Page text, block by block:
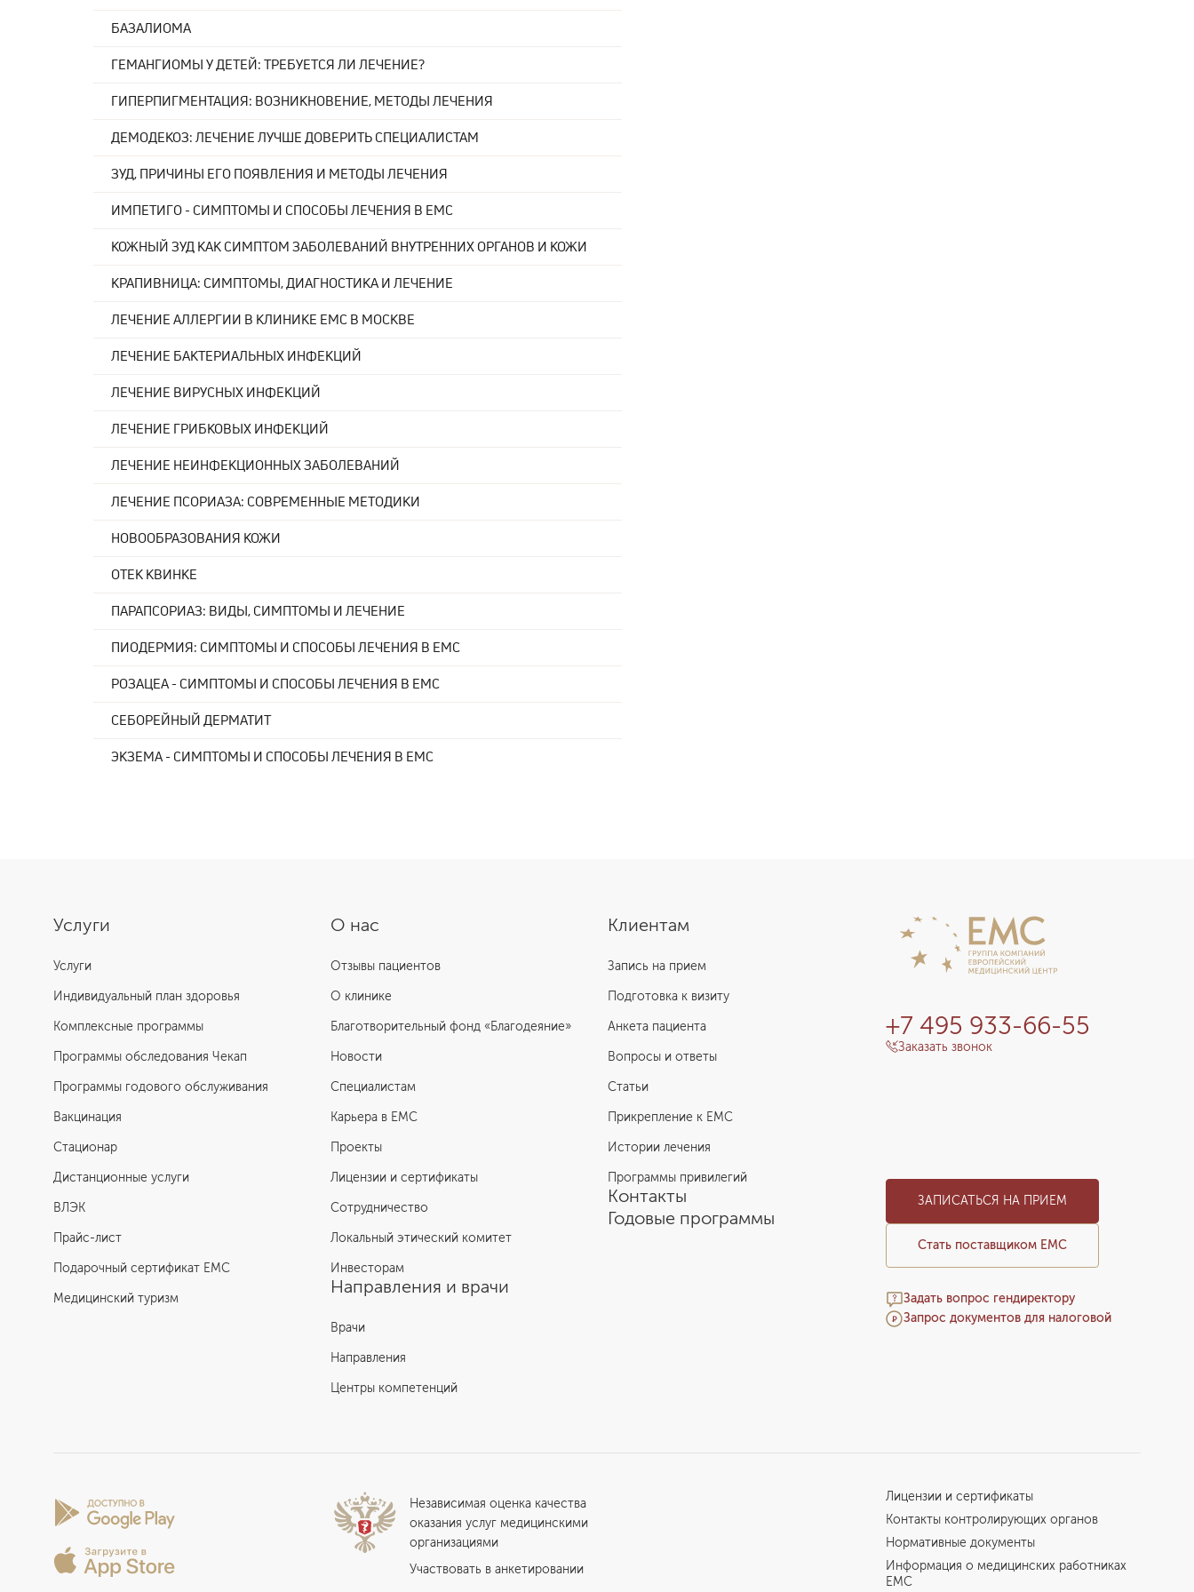
БАЗАЛИОМА
ГЕМАНГИОМЫ У ДЕТЕЙ: ТРЕБУЕТСЯ ЛИ ЛЕЧЕНИЕ?
ГИПЕРПИГМЕНТАЦИЯ: ВОЗНИКНОВЕНИЕ, МЕТОДЫ ЛЕЧЕНИЯ
ДЕМОДЕКОЗ: ЛЕЧЕНИЕ ЛУЧШЕ ДОВЕРИТЬ СПЕЦИАЛИСТАМ
ЗУД, ПРИЧИНЫ ЕГО ПОЯВЛЕНИЯ И МЕТОДЫ ЛЕЧЕНИЯ
ИМПЕТИГО - СИМПТОМЫ И СПОСОБЫ ЛЕЧЕНИЯ В EMC
КОЖНЫЙ ЗУД КАК СИМПТОМ ЗАБОЛЕВАНИЙ ВНУТРЕННИХ ОРГАНОВ И КОЖИ
КРАПИВНИЦА: СИМПТОМЫ, ДИАГНОСТИКА И ЛЕЧЕНИЕ
ЛЕЧЕНИЕ АЛЛЕРГИИ В КЛИНИКЕ ЕМС В МОСКВЕ
ЛЕЧЕНИЕ БАКТЕРИАЛЬНЫХ ИНФЕКЦИЙ
ЛЕЧЕНИЕ ВИРУСНЫХ ИНФЕКЦИЙ
ЛЕЧЕНИЕ ГРИБКОВЫХ ИНФЕКЦИЙ
ЛЕЧЕНИЕ НЕИНФЕКЦИОННЫХ ЗАБОЛЕВАНИЙ
ЛЕЧЕНИЕ ПСОРИАЗА: СОВРЕМЕННЫЕ МЕТОДИКИ
НОВООБРАЗОВАНИЯ КОЖИ
ОТЕК КВИНКЕ
ПАРАПСОРИАЗ: ВИДЫ, СИМПТОМЫ И ЛЕЧЕНИЕ
ПИОДЕРМИЯ: СИМПТОМЫ И СПОСОБЫ ЛЕЧЕНИЯ В EMC
РОЗАЦЕА - СИМПТОМЫ И СПОСОБЫ ЛЕЧЕНИЯ В EMC
СЕБОРЕЙНЫЙ ДЕРМАТИТ
ЭКЗЕМА - СИМПТОМЫ И СПОСОБЫ ЛЕЧЕНИЯ В EMC
О нас
Отзывы пациентов
О клинике
Благотворительный фонд «Благодеяние»
Новости
Специалистам
Карьера в ЕМС
Проекты
Лицензии и сертификаты
Сотрудничество
Локальный этический комитет
Инвесторам
Направления и врачи
Врачи
Направления
Центры компетенций
Услуги
Услуги
Индивидуальный план здоровья
Комплексные программы
Программы обследования Чекап
Программы годового обслуживания
Вакцинация
Стационар
Дистанционные услуги
ВЛЭК
Прайс-лист
Подарочный сертификат EMC
Медицинский туризм
Клиентам
Запись на прием
Подготовка к визиту
Анкета пациента
Вопросы и ответы
Статьи
Прикрепление к EMC
Истории лечения
Программы привилегий
Контакты
Годовые программы
+7 495 933-66-55
Заказать звонок
ЗАПИСАТЬСЯ НА ПРИЕМ
Стать поставщиком ЕМС
Задать вопрос гендиректору
Запрос документов для налоговой
Независимая оценка качества
оказания услуг медицинскими
организациями
Участвовать в анкетировании
Лицензии и сертификаты
Контакты контролирующих органов
Нормативные документы
Информация о медицинских работниках
EMC